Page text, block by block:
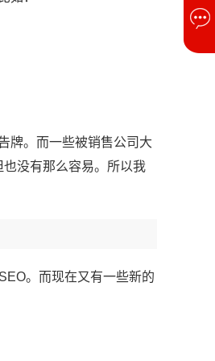
牌。而一些被销售公司大
没有那么容易。所以我
。而现在又有一些新的